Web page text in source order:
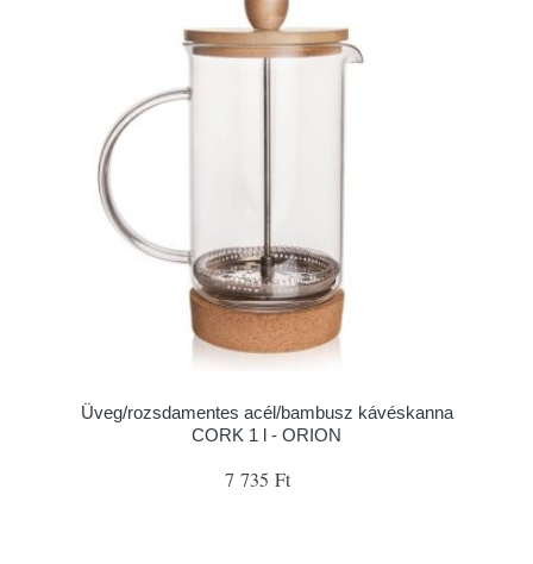
Üveg/rozsdamentes acél/bambusz kávéskanna
CORK 1 l - ORION
7 735 Ft